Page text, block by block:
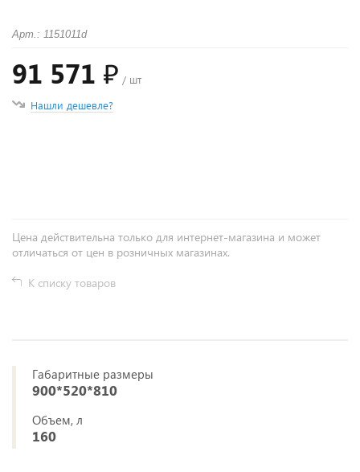
Арт.: 1151011d
91 571 ₽ / шт
Нашли дешевле?
Цена действительна только для интернет-магазина и может
отличаться от цен в розничных магазинах.
К списку товаров
Габаритные размеры
900*520*810
Объем, л
160